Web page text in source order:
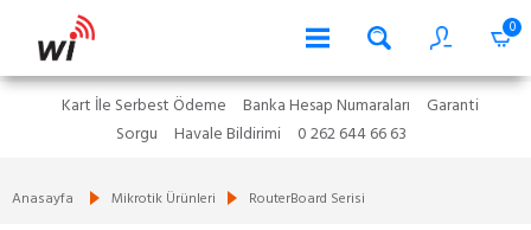
0
Kart İle Serbest Ödeme Banka Hesap Numaraları
Garanti
Sorgu
Havale Bildirimi 0 262 644 66 63
Anasayfa Mikrotik Ürünleri RouterBoard Serisi